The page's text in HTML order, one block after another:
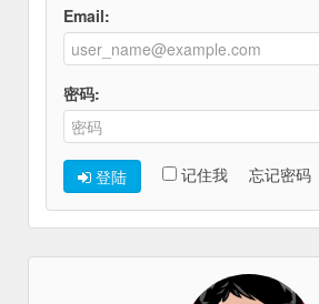
Email:
密码:
登陆 记住我 忘记密码